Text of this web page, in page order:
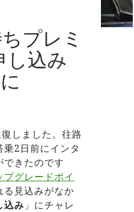
プレミ
し込み
しました。往路
2日前にインタ
きたのです
プグレードポイ
る見込みがなか
込み 」にチャレ